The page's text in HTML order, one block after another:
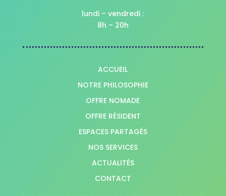
lundi – vendredi :
8h – 20h
ACCUEIL
NOTRE PHILOSOPHIE
OFFRE NOMADE
OFFRE RÉSIDENT
ESPACES PARTAGÉS
NOS SERVICES
ACTUALITÉS
CONTACT